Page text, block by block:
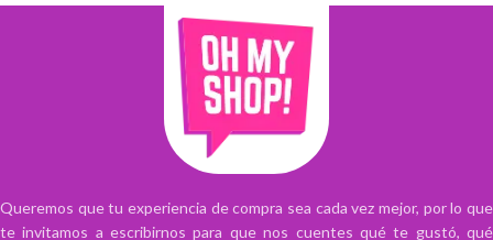
Queremos que tu experiencia de compra sea cada vez mejor, por lo que
te invitamos a escribirnos para que nos cuentes qué te gustó, qué